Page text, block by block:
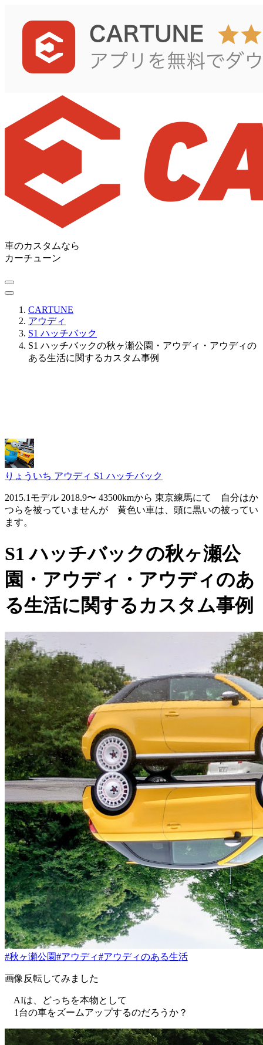
車のカスタムなら
カーチューン
CARTUNE
アウディ
S1 ハッチバック
S1 ハッチバックの秋ヶ瀬公園・アウディ・アウディの
ある生活に関するカスタム事例
りょういち アウディ S1 ハッチバック
2015.1モデル 2018.9〜 43500kmから 東京練馬にて 自分はか
つらを被っていませんが 黄色い車は、頭に黒いの被ってい
ます。
S1 ハッチバックの秋ヶ瀬公
園・アウディ・アウディのあ
る生活に関するカスタム事例
#秋ヶ瀬公園#アウディ#アウディのある生活
画像反転してみました
AIは、どっちを本物として
1台の車をズームアップするのだろうか？